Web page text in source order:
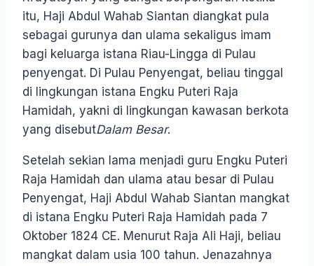
itu, Haji Abdul Wahab Siantan diangkat pula
sebagai gurunya dan ulama sekaligus imam
bagi keluarga istana Riau-Lingga di Pulau
penyengat. Di Pulau Penyengat, beliau tinggal
di lingkungan istana Engku Puteri Raja
Hamidah, yakni di lingkungan kawasan berkota
yang disebutDalam Besar.
Setelah sekian lama menjadi guru Engku Puteri
Raja Hamidah dan ulama atau besar di Pulau
Penyengat, Haji Abdul Wahab Siantan mangkat
di istana Engku Puteri Raja Hamidah pada 7
Oktober 1824 CE. Menurut Raja Ali Haji, beliau
mangkat dalam usia 100 tahun. Jenazahnya